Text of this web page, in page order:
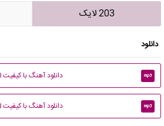
203 لایک
دانلود
mp3 دانلود آهنگ با کیفیت 320
mp3 دانلود آهنگ با کیفیت 128